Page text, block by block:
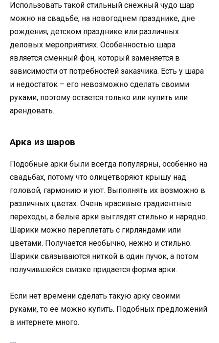
Использовать такой стильный снежный чудо шар
можно на свадьбе, на новогоднем празднике, дне
рождения, детском празднике или различных
деловых мероприятиях. Особенностью шара
является сменный фон, который заменяется в
зависимости от потребностей заказчика. Есть у шара
и недостаток – его невозможно сделать своими
руками, поэтому остается только или купить или
арендовать.
Арка из шаров
Подобные арки были всегда популярны, особенно на
свадьбах, потому что олицетворяют крышу над
головой, гармонию и уют. Выполнять их возможно в
различных цветах. Очень красивые градиентные
переходы, а белые арки выглядят стильно и нарядно.
Шарики можно переплетать с гирляндами или
цветами. Получается необычно, нежно и стильно.
Шарики связываются ниткой в один пучок, а потом
получившейся связке придается форма арки.
Если нет времени сделать такую арку своими
руками, то ее можно купить. Подобных предложений
в интернете много.